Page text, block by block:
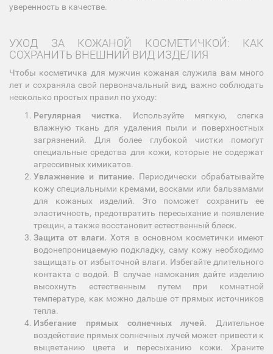
уверенность в качестве.
УХОД ЗА КОЖАНОЙ КОСМЕТИЧКОЙ: КАК
СОХРАНИТЬ ВНЕШНИЙ ВИД ИЗДЕЛИЯ
Чтобы косметичка для мужчин кожаная служила вам много
лет и сохраняла свой первоначальный вид, важно соблюдать
несколько простых правил по уходу:
Регулярная чистка. Используйте мягкую, слегка
влажную ткань для удаления пыли и поверхностных
загрязнений. Для более глубокой чистки помогут
специальные средства для кожи, которые не содержат
агрессивных химикатов.
Увлажнение и питание. Периодически обрабатывайте
кожу специальными кремами, восками или бальзамами
для кожаных изделий. Это поможет сохранить ее
эластичность, предотвратить пересыхание и появление
трещин, а также восстановит естественный блеск.
Защита от влаги. Хотя в основном косметички имеют
водонепроницаемую подкладку, саму кожу необходимо
защищать от избыточной влаги. Избегайте длительного
контакта с водой. В случае намокания дайте изделию
высохнуть естественным путем при комнатной
температуре, как можно дальше от прямых источников
тепла.
Избегание прямых солнечных лучей. Длительное
воздействие прямых солнечных лучей может привести к
выцветанию цвета и пересыханию кожи. Храните